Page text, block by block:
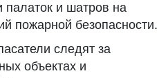
палаток и шатров на
пожарной безопасности.
следят за
объектах и